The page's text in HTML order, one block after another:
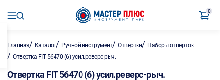
0
Главная/ Каталог/ Ручной инструмент/Отвертки/ Наборы отверток
/ Отвертка FIT 56470 (6) усил.реверс-рыч.
Отвертка FIT 56470 (6) усил.реверс-рыч.